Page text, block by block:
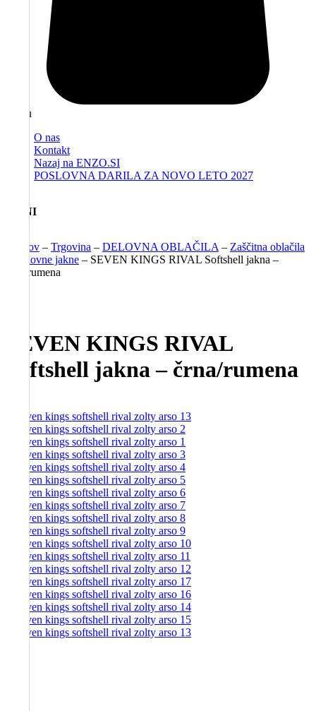
Menu
O nas
Kontakt
Nazaj na ENZO.SI
POSLOVNA DARILA ZA NOVO LETO 2027
MENI
Domov – Trgovina – DELOVNA OBLAČILA – Zaščitna oblačila
Delovne jakne – SEVEN KINGS RIVAL Softshell jakna –
črna/rumena
SEVEN KINGS RIVAL
Softshell jakna – črna/rumena